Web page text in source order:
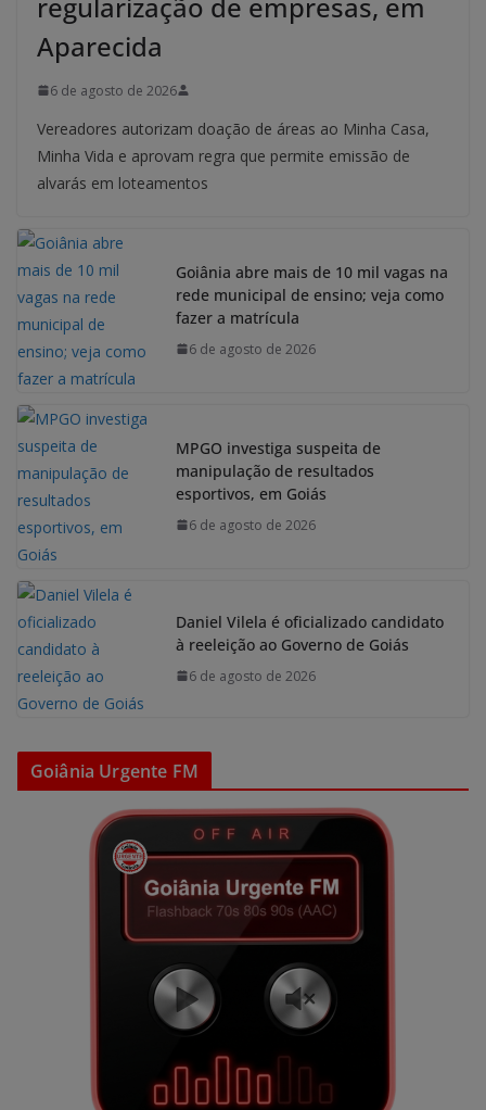
Aparecida
6 de agosto de 2026
Vereadores autorizam doação de áreas ao Minha Casa,
Minha Vida e aprovam regra que permite emissão de
alvarás em loteamentos
Goiânia abre mais de 10 mil vagas na
rede municipal de ensino; veja como
fazer a matrícula
6 de agosto de 2026
MPGO investiga suspeita de
manipulação de resultados
esportivos, em Goiás
6 de agosto de 2026
Daniel Vilela é oficializado candidato
à reeleição ao Governo de Goiás
6 de agosto de 2026
Goiânia Urgente FM